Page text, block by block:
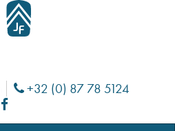
Phone
+32 (0) 87 78 5124
Facebook